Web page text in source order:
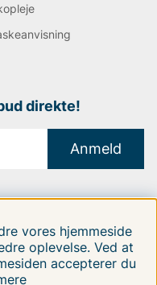
direkte!
Anmeld
vores hjemmeside
oplevelse. Ved at
accepterer du